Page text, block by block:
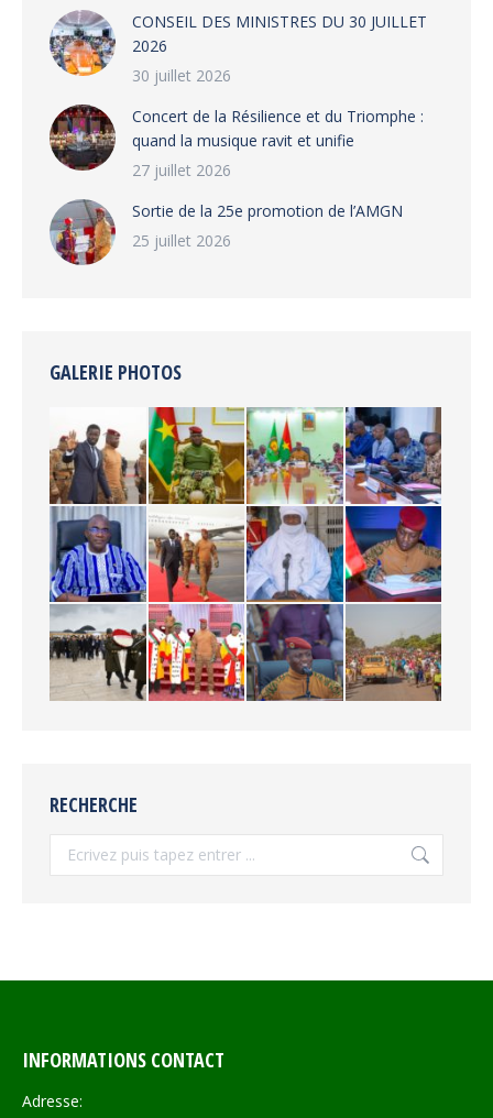
CONSEIL DES MINISTRES DU 30 JUILLET
2026
30 juillet 2026
‎​Concert de la Résilience et du Triomphe :
quand la musique ravit et unifie
27 juillet 2026
‎Sortie de la 25e promotion de l’AMGN
25 juillet 2026
GALERIE PHOTOS
RECHERCHE
INFORMATIONS CONTACT
Adresse: